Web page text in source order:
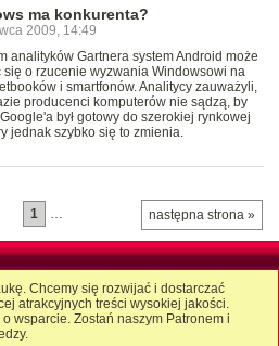
ma konkurenta?
2009, 14:49
analityków Gartnera system Android może
się o rzucenie wyzwania Windowsowi na
i smartfonów. Analitycy zauważyli,
producenci komputerów nie sądzą, by
był gotowy do szerokiej rynkowej
jednak szybko się to zmienia.
następna strona »
1 …
Chcemy się rozwijać i dostarczać
atrakcyjnych treści wysokiej jakości.
wsparcie. Zostań naszym Patronem i